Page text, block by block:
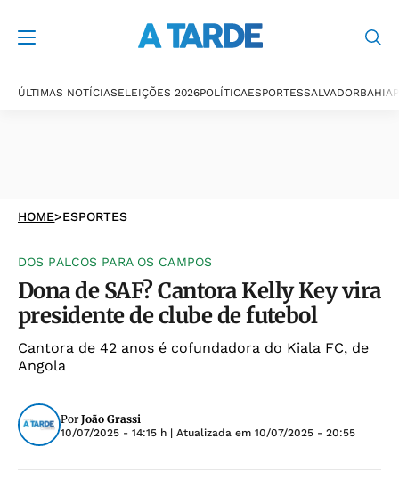
ÚLTIMAS NOTÍCIASELEIÇÕES 2026POLÍTICAESPORTESSALVADORBAHIA
HOME>ESPORTES
DOS PALCOS PARA OS CAMPOS
Dona de SAF? Cantora Kelly Key vira
presidente de clube de futebol
Cantora de 42 anos é cofundadora do Kiala FC, de
Angola
Por João Grassi
10/07/2025 - 14:15 h | Atualizada em 10/07/2025 - 20:55